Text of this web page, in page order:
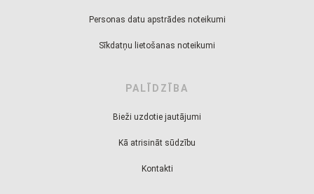
Personas datu apstrādes noteikumi
Sīkdatņu lietošanas noteikumi
PALĪDZĪBA
Bieži uzdotie jautājumi
Kā atrisināt sūdzību
Kontakti